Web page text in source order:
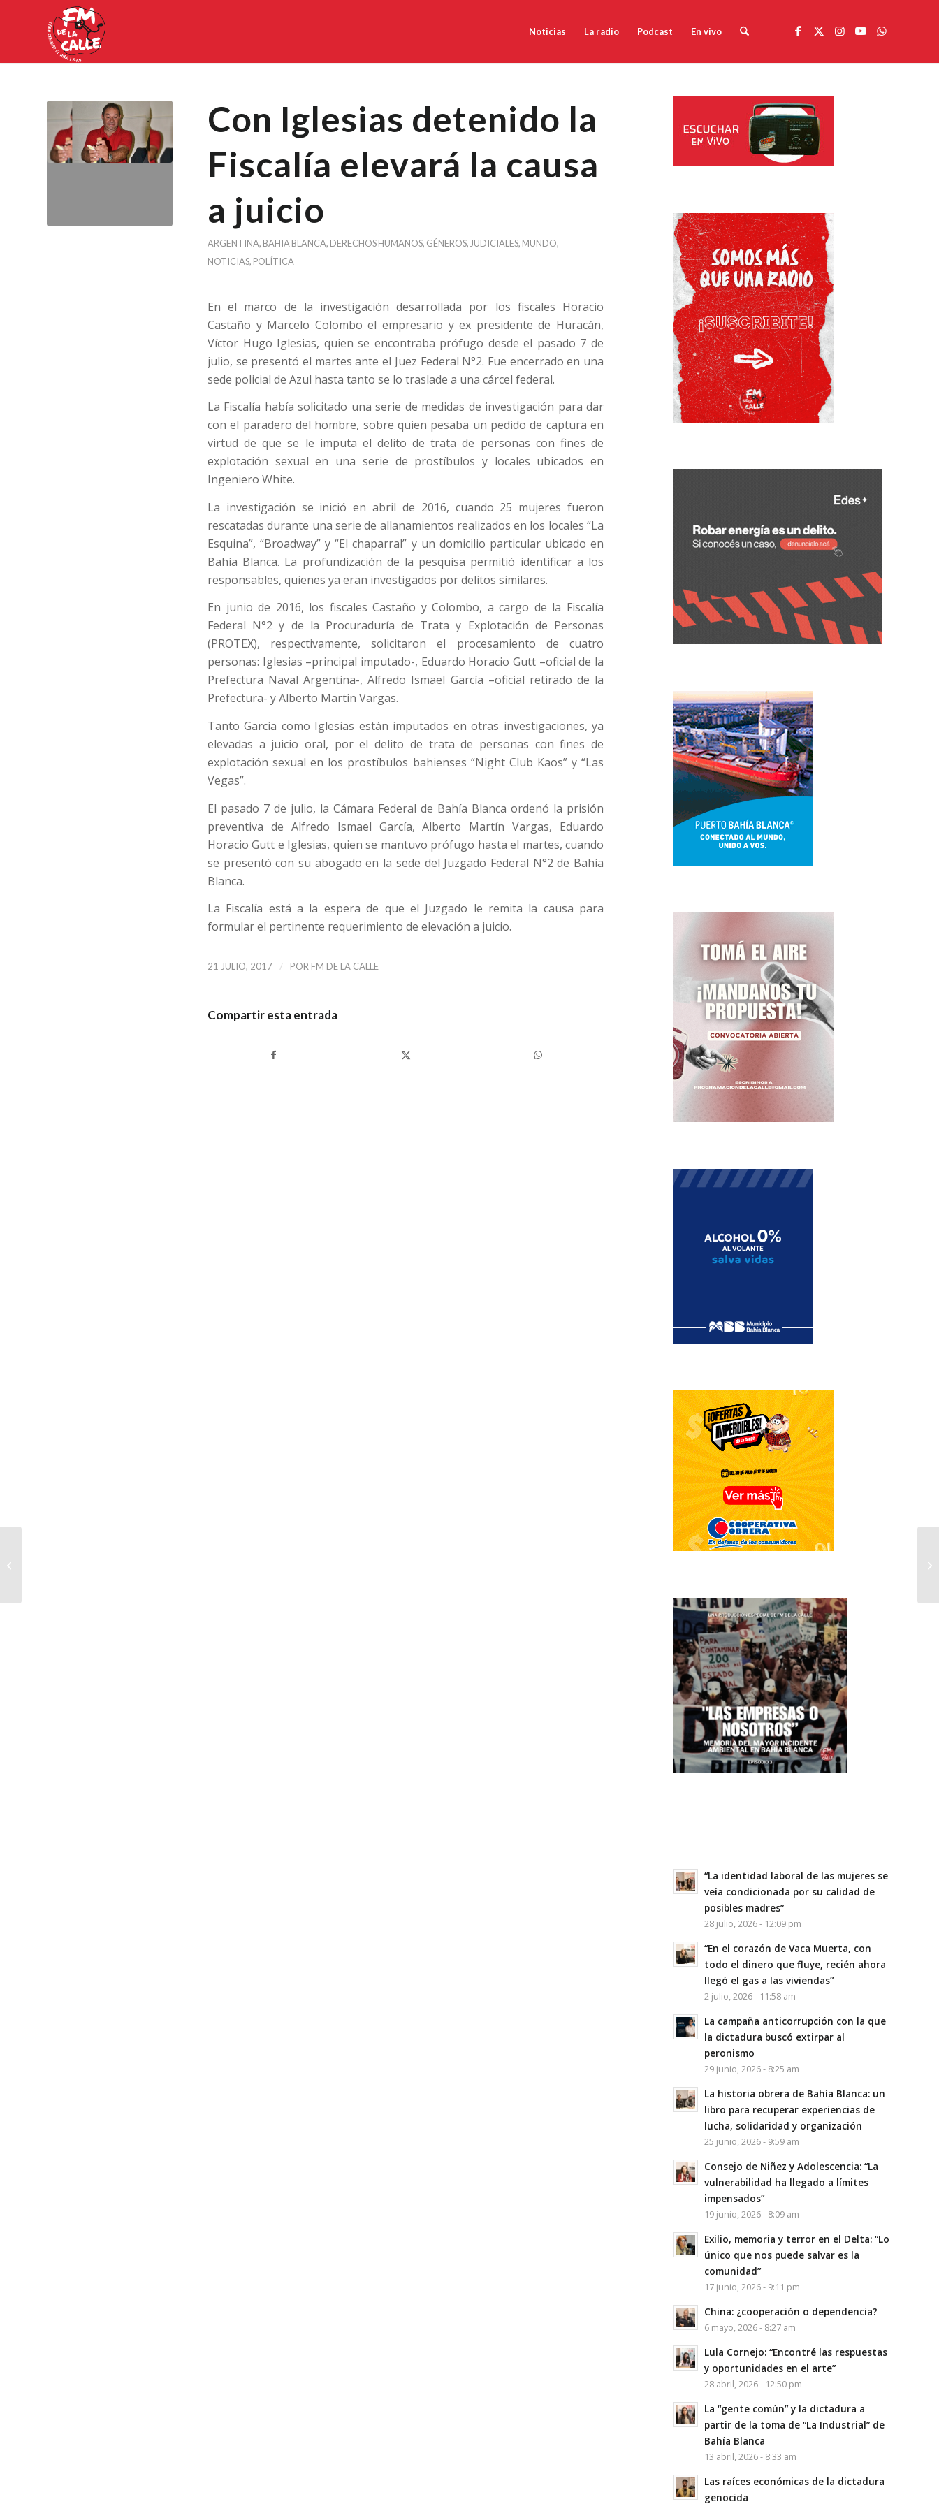
Noticias La radio Podcast En vivo
Con Iglesias detenido la
Fiscalía elevará la causa
a juicio
ARGENTINA, BAHIA BLANCA, DERECHOS HUMANOS, GÉNEROS, JUDICIALES, MUNDO,
NOTICIAS, POLÍTICA
En el marco de la investigación desarrollada por los fiscales Horacio
Castaño y Marcelo Colombo el empresario y ex presidente de Huracán,
Víctor Hugo Iglesias, quien se encontraba prófugo desde el pasado 7 de
julio, se presentó el martes ante el Juez Federal N°2. Fue encerrado en una
sede policial de Azul hasta tanto se lo traslade a una cárcel federal.
La Fiscalía había solicitado una serie de medidas de investigación para dar
con el paradero del hombre, sobre quien pesaba un pedido de captura en
virtud de que se le imputa el delito de trata de personas con fines de
explotación sexual en una serie de prostíbulos y locales ubicados en
Ingeniero White.
La investigación se inició en abril de 2016, cuando 25 mujeres fueron
rescatadas durante una serie de allanamientos realizados en los locales “La
Esquina”, “Broadway” y “El chaparral” y un domicilio particular ubicado en
Bahía Blanca. La profundización de la pesquisa permitió identificar a los
responsables, quienes ya eran investigados por delitos similares.
En junio de 2016, los fiscales Castaño y Colombo, a cargo de la Fiscalía
Federal N°2 y de la Procuraduría de Trata y Explotación de Personas
(PROTEX), respectivamente, solicitaron el procesamiento de cuatro
personas: Iglesias –principal imputado-, Eduardo Horacio Gutt –oficial de la
Prefectura Naval Argentina-, Alfredo Ismael García –oficial retirado de la
Prefectura- y Alberto Martín Vargas.
Tanto García como Iglesias están imputados en otras investigaciones, ya
elevadas a juicio oral, por el delito de trata de personas con fines de
explotación sexual en los prostíbulos bahienses “Night Club Kaos” y “Las
Vegas”.
El pasado 7 de julio, la Cámara Federal de Bahía Blanca ordenó la prisión
preventiva de Alfredo Ismael García, Alberto Martín Vargas, Eduardo
Horacio Gutt e Iglesias, quien se mantuvo prófugo hasta el martes, cuando
se presentó con su abogado en la sede del Juzgado Federal N°2 de Bahía
Blanca.
La Fiscalía está a la espera de que el Juzgado le remita la causa para
formular el pertinente requerimiento de elevación a juicio.
21 JULIO, 2017 / POR FM DE LA CALLE
Compartir esta entrada
“La identidad laboral de las mujeres se
veía condicionada por su calidad de
posibles madres”
28 julio, 2026 - 12:09 pm
“En el corazón de Vaca Muerta, con
todo el dinero que fluye, recién ahora
llegó el gas a las viviendas”
2 julio, 2026 - 11:58 am
La campaña anticorrupción con la que
la dictadura buscó extirpar al
peronismo
29 junio, 2026 - 8:25 am
La historia obrera de Bahía Blanca: un
libro para recuperar experiencias de
lucha, solidaridad y organización
25 junio, 2026 - 9:59 am
Consejo de Niñez y Adolescencia: “La
vulnerabilidad ha llegado a límites
impensados”
19 junio, 2026 - 8:09 am
Exilio, memoria y terror en el Delta: “Lo
único que nos puede salvar es la
comunidad”
17 junio, 2026 - 9:11 pm
China: ¿cooperación o dependencia?
6 mayo, 2026 - 8:27 am
Lula Cornejo: “Encontré las respuestas
y oportunidades en el arte”
28 abril, 2026 - 12:50 pm
La “gente común” y la dictadura a
partir de la toma de “La Industrial” de
Bahía Blanca
13 abril, 2026 - 8:33 am
Las raíces económicas de la dictadura
genocida